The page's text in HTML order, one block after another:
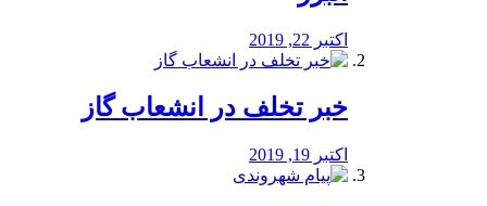
اکتبر 22, 2019
خبر تخلف در انشعاب گاز
اکتبر 19, 2019